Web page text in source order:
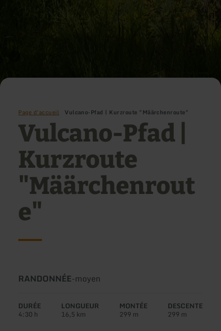
Page d'accueil Vulcano-Pfad | Kurzroute "Määrchenroute"
Vulcano-Pfad |
Kurzroute
"Määrchenrout
e"
Type
circuit:
RANDONNÉE-Difficulté:
moyen
DURÉE
4:30 h
LONGUEUR
16,5 km
MONTÉE
299 m
DESCENTE
299 m